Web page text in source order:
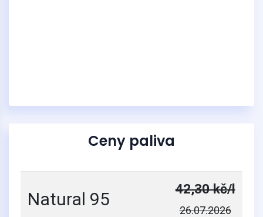
Ceny paliva
Natural 95 42,30 kč/l
26.07.2026